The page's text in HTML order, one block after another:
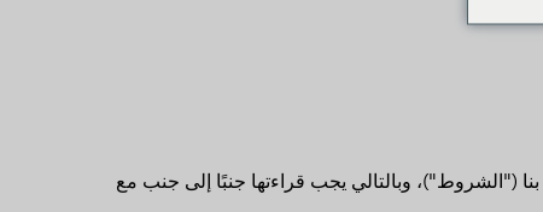
("الشروط")، وبالتالي يجب قراءتها جنبًا إلى جنب مع